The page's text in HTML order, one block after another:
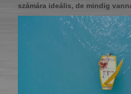
számára ideális, de mindig